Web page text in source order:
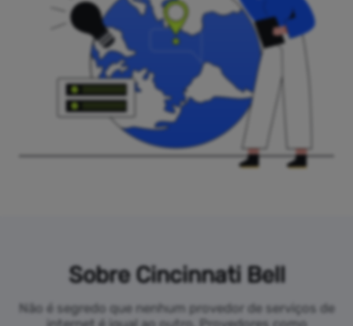
Sobre Cincinnati Bell
Não é segredo que nenhum provedor de serviços de